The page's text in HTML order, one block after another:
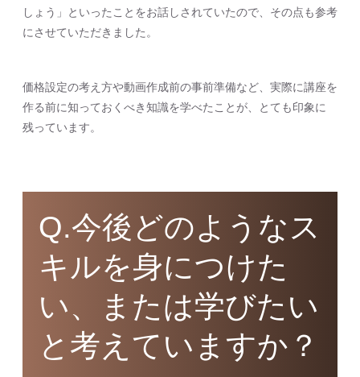
しょう」といったことをお話しされていたので、その点も参考
にさせていただきました。
価格設定の考え方や動画作成前の事前準備など、実際に講座を
作る前に知っておくべき知識を学べたことが、とても印象に
残っています。
Q.今後どのようなス
キルを身につけた
い、または学びたい
と考えていますか？